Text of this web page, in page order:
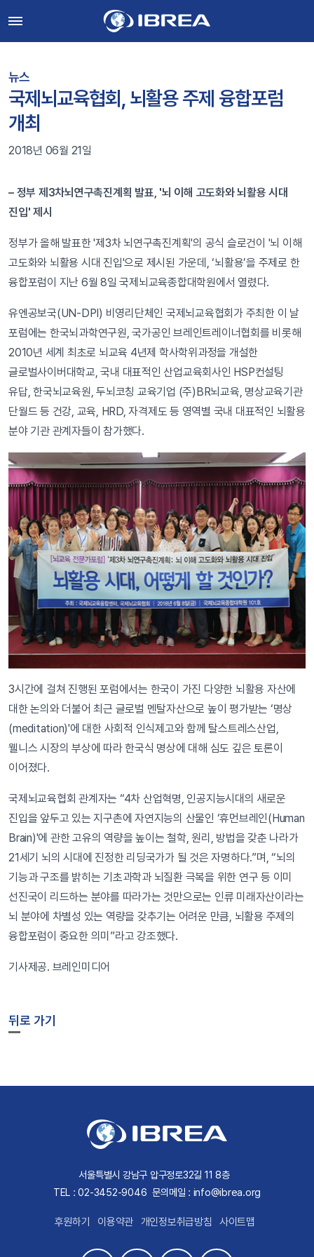
뉴스
국제뇌교육협회, 뇌활용 주제 융합포럼
개최
2018년 06월 21일
– 정부 제3차뇌연구촉진계획 발표, '뇌 이해 고도화와 뇌활용 시대
진입' 제시
정부가 올해 발표한 '제3차 뇌연구촉진계획'의 공식 슬로건이 '뇌 이해
고도화와 뇌활용 시대 진입'으로 제시된 가운데, ‘뇌활용’을 주제로 한
융합포럼이 지난 6월 8일 국제뇌교육종합대학원에서 열렸다.
유엔공보국(UN-DPI) 비영리단체인 국제뇌교육협회가 주최한 이 날
포럼에는 한국뇌과학연구원, 국가공인 브레인트레이너협회를 비롯해
2010년 세계 최초로 뇌교육 4년제 학사학위과정을 개설한
글로벌사이버대학교, 국내 대표적인 산업교육회사인 HSP컨설팅
유답, 한국뇌교육원, 두뇌코칭 교육기업 (주)BR뇌교육, 명상교육기관
단월드 등 건강, 교육, HRD, 자격제도 등 영역별 국내 대표적인 뇌활용
분야 기관 관계자들이 참가했다.
3시간에 걸쳐 진행된 포럼에서는 한국이 가진 다양한 뇌활용 자산에
대한 논의와 더불어 최근 글로벌 멘탈자산으로 높이 평가받는 ‘명상
(meditation)'에 대한 사회적 인식제고와 함께 탈스트레스산업,
웰니스 시장의 부상에 따라 한국식 명상에 대해 심도 깊은 토론이
이어졌다.
국제뇌교육협회 관계자는 “4차 산업혁명, 인공지능시대의 새로운
진입을 앞두고 있는 지구촌에 자연지능의 산물인 ‘휴먼브레인(Human
Brain)'에 관한 고유의 역량을 높이는 철학, 원리, 방법을 갖춘 나라가
21세기 뇌의 시대에 진정한 리딩국가가 될 것은 자명하다.”며, “뇌의
기능과 구조를 밝히는 기초과학과 뇌질환 극복을 위한 연구 등 이미
선진국이 리드하는 분야를 따라가는 것만으로는 인류 미래자산이라는
뇌 분야에 차별성 있는 역량을 갖추기는 어려운 만큼, 뇌활용 주제의
융합포럼이 중요한 의미”라고 강조했다.
기사제공. 브레인미디어
뒤로 가기
서울특별시 강남구 압구정로32길 11 8층
TEL : 02-3452-9046 문의메일 : info@ibrea.org
후원하기 이용약관 개인정보취급방침 사이트맵